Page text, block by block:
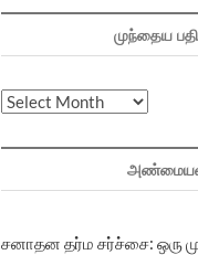
முந்தைய
முந்தைய
சனாதன தர்ம சர்ச்சை: ஒரு